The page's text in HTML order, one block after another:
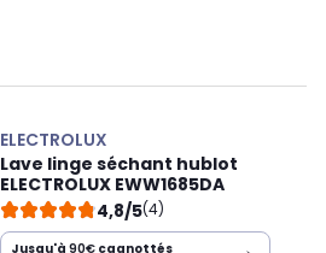
ELECTROLUX
Lave linge séchant hublot
ELECTROLUX EWW1685DA
4,8/5(4)
Jusqu'à 90€ cagnottés